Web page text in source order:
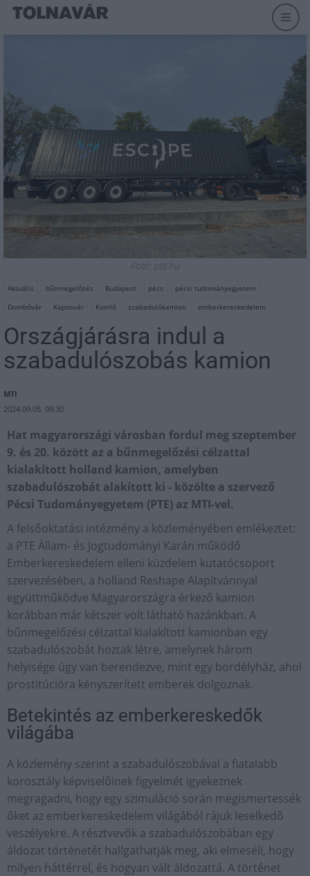
Fotó: pte.hu
Aktuális bűnmegelőzés Budapest pécs
pécsi tudományegyetem
Dombóvár
Kaposvár Komló szabadulókamion emberkereskedelem
Országjárásra indul a
szabadulószobás kamion
MTI
2024.09.05. 09:30
Hat magyarországi városban fordul meg szeptember
9. és 20. között az a bűnmegelőzési célzattal
kialakított holland kamion, amelyben
szabadulószobát alakított ki - közölte a szervező
Pécsi Tudományegyetem (PTE) az MTI-vel.
A felsőoktatási intézmény a közleményében emlékeztet:
a PTE Állam- és Jogtudományi Karán működő
Emberkereskedelem elleni küzdelem kutatócsoport
szervezésében, a holland Reshape Alapítvánnyal
együttműködve Magyarországra érkező kamion
korábban már kétszer volt látható hazánkban. A
bűnmegelőzési célzattal kialakított kamionban egy
szabadulószobát hoztak létre, amelynek három
helyisége úgy van berendezve, mint egy bordélyház, ahol
prostitúcióra kényszerített emberek dolgoznak.
Betekintés az emberkereskedők
világába
A közlemény szerint a szabadulószobával a fiatalabb
korosztály képviselőinek figyelmét igyekeznek
megragadni, hogy egy szimuláció során megismertessék
őket az emberkereskedelem világából rájuk leselkedő
veszélyekre. A résztvevők a szabadulószobában egy
áldozat történetét hallgathatják meg, aki elmeséli, hogy
milyen háttérrel, és hogyan vált áldozattá. A történet